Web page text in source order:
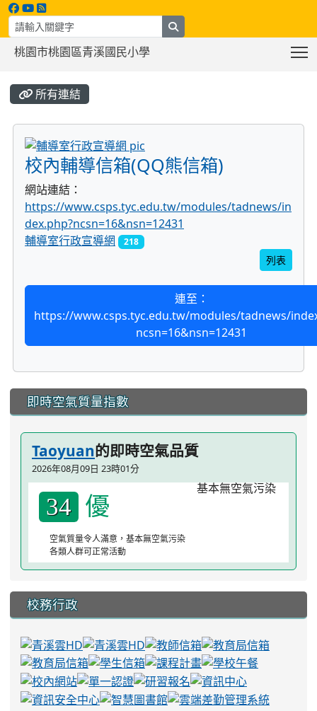
桃園市桃園區青溪國民小學
所有連結
校內輔導信箱(QQ熊信箱)
網站連結：
https://www.csps.tyc.edu.tw/modules/tadnews/in
dex.php?ncsn=16&nsn=12431
輔導室行政宣導網
218
列表
連至：
https://www.csps.tyc.edu.tw/modules/tadnews/
ncsn=16&nsn=12431
::: 即時空氣質量指數
Taoyuan的即時空氣品質
2026年08月09日 23時01分
34 優
空氣質量令人滿意，基本無空氣污染
各類人群可正常活動
校務行政